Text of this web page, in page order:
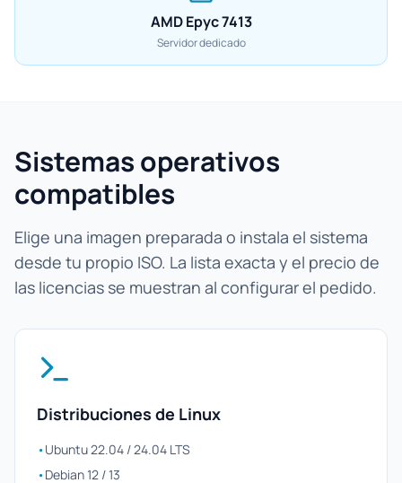
AMD Epyc 7413
Servidor dedicado
Sistemas operativos
compatibles
Elige una imagen preparada o instala el sistema
desde tu propio ISO. La lista exacta y el precio de
las licencias se muestran al configurar el pedido.
Distribuciones de Linux
•Ubuntu 22.04 / 24.04 LTS
•Debian 12 / 13